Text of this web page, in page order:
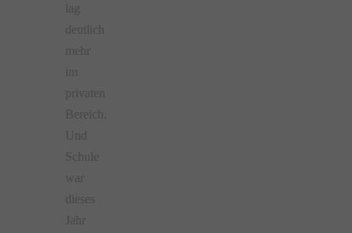
lag
deutlich
mehr
im
privaten
Bereich.
Und
Schule
war
dieses
Jahr